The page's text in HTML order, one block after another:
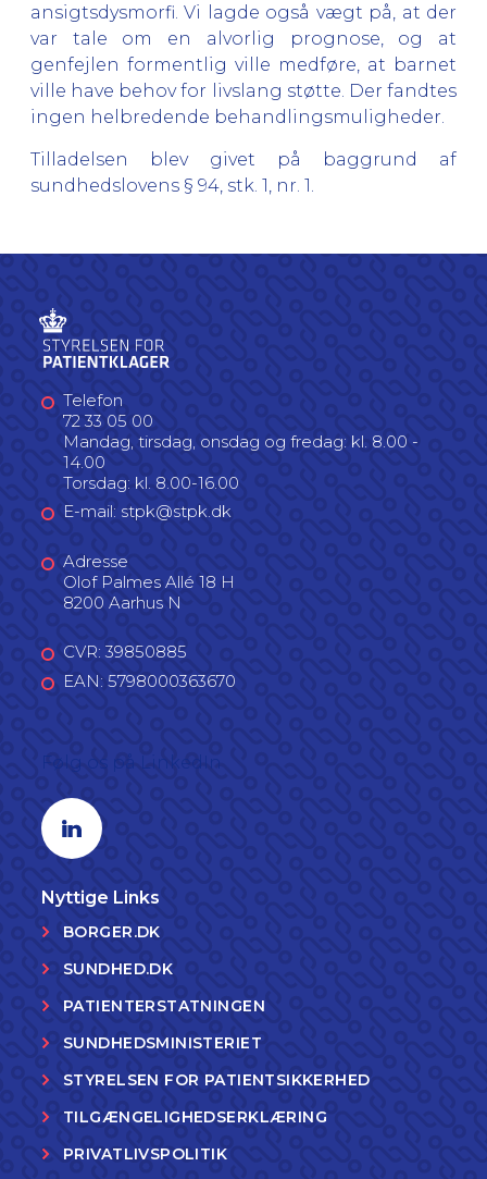
ansigtsdysmorfi. Vi lagde også vægt på, at der
var tale om en alvorlig prognose, og at
genfejlen formentlig ville medføre, at barnet
ville have behov for livslang støtte. Der fandtes
ingen helbredende behandlingsmuligheder.
Tilladelsen blev givet på baggrund af
sundhedslovens § 94, stk. 1, nr. 1.
Telefon
72 33 05 00
Mandag, tirsdag, onsdag og fredag: kl. 8.00 -
14.00
Torsdag: kl. 8.00-16.00
E-mail: stpk@stpk.dk
Adresse
Olof Palmes Allé 18 H
8200 Aarhus N
CVR: 39850885
EAN: 5798000363670
Linkedin profil
Nyttige Links
BORGER.DK
SUNDHED.DK
PATIENTERSTATNINGEN
SUNDHEDSMINISTERIET
STYRELSEN FOR PATIENTSIKKERHED
TILGÆNGELIGHEDSERKLÆRING
PRIVATLIVSPOLITIK